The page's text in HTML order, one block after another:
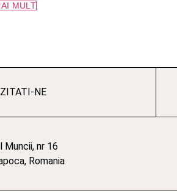
MULT
NE
Muncii, nr 16
Romania